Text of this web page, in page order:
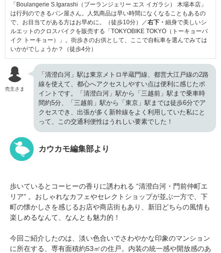
「Boulangerie S.Igarashi（ブーランジェリー エス イガラシ） 木場本店」
は行列のできるパン屋さん。人気商品は早い時間になくなることもあるの
で、お目当てがある方はお早めに。（徒歩10分）／右下・ 細身で美しいシ
ルエットのクロスバイクを販売する「TOKYOBIKE TOKYO（トーキョーバ
イク トーキョー）」。街歩きのお供として、ここで自転車を選んでみては
いかがでしょうか？（徒歩4分）
売主さま
「清澄白河」駅は東京メトロ半蔵門線、都営大江戸線の2路
線を使えて、都心へアクセスしやすい点は便利に感じたポ
イントです。「清澄白河」駅から「三越前」駅まで乗車時
間約5分、「三越前」駅から「東京」駅までは徒歩6分でア
クセスでき、出張が多く新幹線をよく利用していた私にと
って、この交通利便性はうれしい要素でした！
カウカモ編集部より
歩いているとコーヒーの香りに誘われる “清澄白河・門前仲町エ
リア” 。おしゃれなカフェやセレクトショップが並ぶ一方で、下
町の懐かしさを感じるお店や商店街もあり、新旧どちらの風情も
楽しめるなんて、なんとも魅力的！
今回ご紹介したのは、淡い色合いでさわやかな印象のマンション
に所在する、専有面積約53㎡の住戸。内装の統一感や開放感のあ